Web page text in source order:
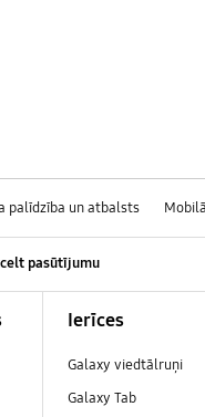
palīdzība un atbalsts
pasūtījumu
Ierīces
Galaxy viedtālruņi
Galaxy Tab